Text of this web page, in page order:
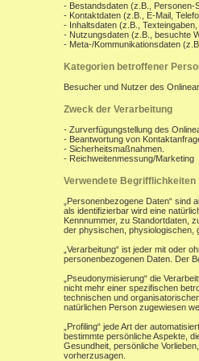
- Bestandsdaten (z.B., Personen-
- Kontaktdaten (z.B., E-Mail,
- Inhaltsdaten (z.B., Texteingaben,
- Nutzungsdaten (z.B., besuchte
- Meta-/Kommunikationsdaten
Kategorien betroffener
Besucher und Nutzer des
Zweck der Verarbeitung
- Zurverfügungstellung des
- Beantwortung von
- Sicherheitsmaßnahmen.
- Reichweitenmessung/Marketing
Verwendete Begrifflichkeiten
„Personenbezogene Daten“
als identifizierbar wird eine
Kennnummer, zu Standortdaten,
der physischen, physiologischen,
„Verarbeitung“ ist jeder mit oder
personenbezogenen Daten. Der
„Pseudonymisierung“ die
nicht mehr einer spezifischen
technischen und
natürlichen Person zugewiesen
„Profiling“ jede Art der
bestimmte persönliche Aspekte,
Gesundheit, persönliche
vorherzusagen.